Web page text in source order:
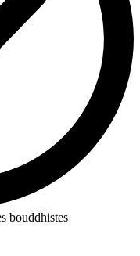
bouddhistes